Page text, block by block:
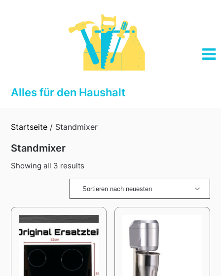
Alles für den Haushalt
Startseite / Standmixer
Standmixer
Showing all 3 results
latest